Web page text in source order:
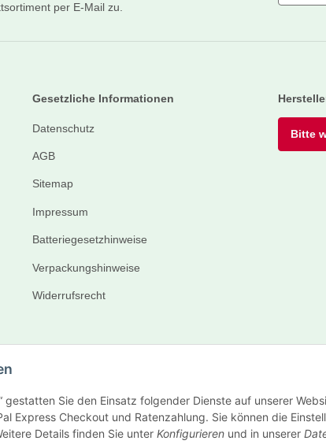
gestatten Sie den Einsatz folgender Dienste auf unserer
Express Checkout und Ratenzahlung. Sie können die
Details finden Sie unter Konfigurieren und in unserer
per E-Mail zu.
Gesetzliche Informationen
Datenschutz
AGB
Sitemap
Impressum
Batteriegesetzhinweise
Verpackungshinweise
Widerrufsrecht
Bitte